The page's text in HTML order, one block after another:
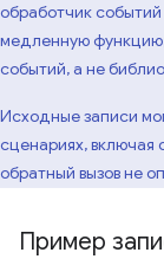
обработчик событий
медленную функцию,
событий, а не
Исходные записи
сценариях, включая
обратный вызов не
Пример